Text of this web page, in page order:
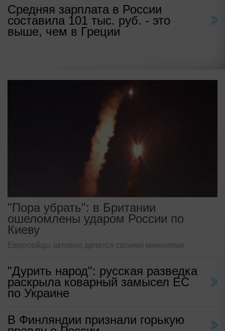
Средняя зарплата в России
составила 101 тыс. руб. - это
выше, чем в Греции
"Пора убрать": в Британии
ошеломлены ударом России по
Киеву
Европейцы активно делятся своими мнениями
"Дурить народ": русская разведка
раскрыла коварный замысел ЕС
по Украине
В Финляндии признали горькую